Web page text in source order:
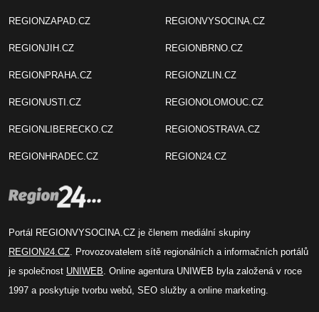
REGIONZAPAD.CZ
REGIONJIH.CZ
REGIONPRAHA.CZ
REGIONUSTI.CZ
REGIONLIBERECKO.CZ
REGIONHRADEC.CZ
REGIONVYSOCINA.CZ
REGIONBRNO.CZ
REGIONZLIN.CZ
REGIONOLOMOUC.CZ
REGIONOSTRAVA.CZ
REGION24.CZ
Portál REGIONVYSOCINA.CZ je členem mediální skupiny
REGION24.CZ . Provozovatelem sítě regionálních a informačních portálů
je společnost UNIWEB . Online agentura UNIWEB byla založená v roce
1997 a poskytuje tvorbu webů, SEO služby a online marketing.